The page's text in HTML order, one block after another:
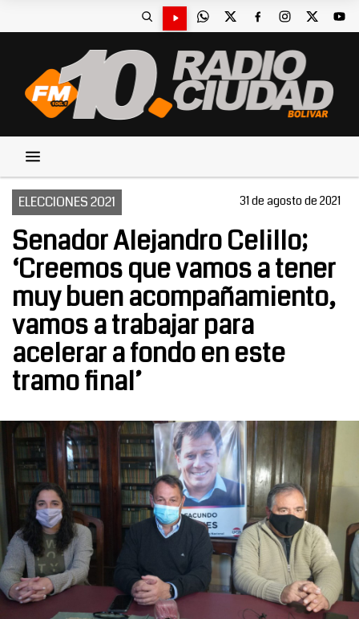
ELECCIONES 2021 31 de agosto de 2021
Senador Alejandro Celillo;
‘Creemos que vamos a tener
muy buen acompañamiento,
vamos a trabajar para
acelerar a fondo en este
tramo final’